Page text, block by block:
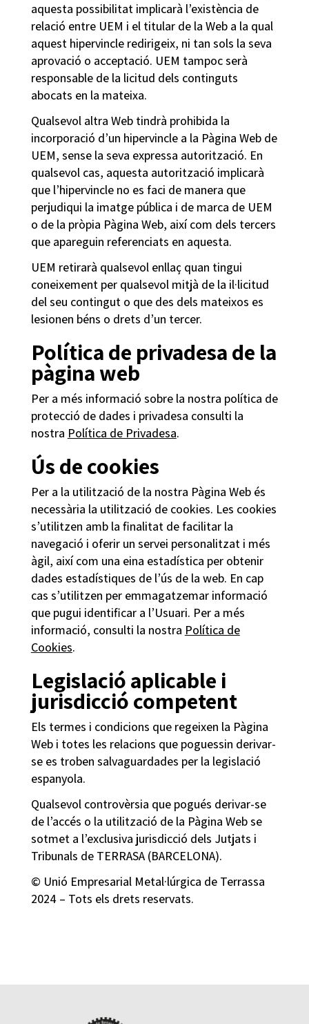
aquesta possibilitat implicarà l’existència de
relació entre UEM i el titular de la Web a la qual
aquest hipervincle redirigeix, ni tan sols la seva
aprovació o acceptació. UEM tampoc serà
responsable de la licitud dels continguts
abocats en la mateixa.
Qualsevol altra Web tindrà prohibida la
incorporació d’un hipervincle a la Pàgina Web de
UEM, sense la seva expressa autorització. En
qualsevol cas, aquesta autorització implicarà
que l’hipervincle no es faci de manera que
perjudiqui la imatge pública i de marca de UEM
o de la pròpia Pàgina Web, així com dels tercers
que apareguin referenciats en aquesta.
UEM retirarà qualsevol enllaç quan tingui
coneixement per qualsevol mitjà de la il·licitud
del seu contingut o que des dels mateixos es
lesionen béns o drets d’un tercer.
Política de privadesa de la
pàgina web
Per a més informació sobre la nostra política de
protecció de dades i privadesa consulti la
nostra Política de Privadesa.
Ús de cookies
Per a la utilització de la nostra Pàgina Web és
necessària la utilització de cookies. Les cookies
s’utilitzen amb la finalitat de facilitar la
navegació i oferir un servei personalitzat i més
àgil, així com una eina estadística per obtenir
dades estadístiques de l’ús de la web. En cap
cas s’utilitzen per emmagatzemar informació
que pugui identificar a l’Usuari. Per a més
informació, consulti la nostra Política de
Cookies.
Legislació aplicable i
jurisdicció competent
Els termes i condicions que regeixen la Pàgina
Web i totes les relacions que poguessin derivar-
se es troben salvaguardades per la legislació
espanyola.
Qualsevol controvèrsia que pogués derivar-se
de l’accés o la utilització de la Pàgina Web se
sotmet a l’exclusiva jurisdicció dels Jutjats i
Tribunals de TERRASA (BARCELONA).
© Unió Empresarial Metal·lúrgica de Terrassa
2024 – Tots els drets reservats.